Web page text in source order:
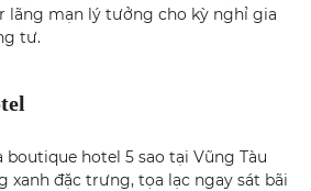
lãng mạn lý tưởng cho kỳ nghỉ gia
tư.
boutique hotel 5 sao tại Vũng Tàu
xanh đặc trưng, tọa lạc ngay sát bãi